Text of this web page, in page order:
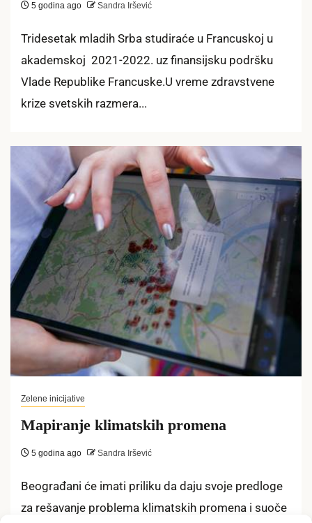
5 godina ago Sandra Iršević
Tridesetak mladih Srba studiraće u Francuskoj u
akademskoj 2021-2022. uz finansijsku podršku
Vlade Republike Francuske.U vreme zdravstvene
krize svetskih razmera...
Zelene inicijative
Mapiranje klimatskih promena
5 godina ago Sandra Iršević
Beograđani će imati priliku da daju svoje predloge
za rešavanje problema klimatskih promena i suoče